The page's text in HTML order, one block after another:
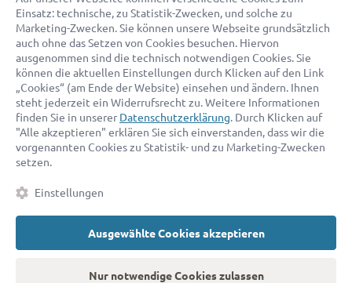
© 2026 advocado - einfach online den passenden Rechtsanwalt finden
Auszeichnungen:
KontaktDatenschutzImpressumFaktenAGB
CookiesBarrierefreiheitserklärung
Einsatz: technische, zu Statistik-Zwecken, und solche zu
Marketing-Zwecken. Sie können unsere Webseite grundsätzlich
auch ohne das Setzen von Cookies besuchen. Hiervon
ausgenommen sind die technisch notwendigen Cookies. Sie
können die aktuellen Einstellungen durch Klicken auf den Link
„Cookies“ (am Ende der Website) einsehen und ändern. Ihnen
steht jederzeit ein Widerrufsrecht zu. Weitere Informationen
finden Sie in unserer Datenschutzerklärung. Durch Klicken auf
"Alle akzeptieren" erklären Sie sich einverstanden, dass wir die
vorgenannten Cookies zu Statistik- und zu Marketing-Zwecken
setzen.
Einstellungen
Ausgewählte Cookies akzeptieren
Nur notwendige Cookies zulassen